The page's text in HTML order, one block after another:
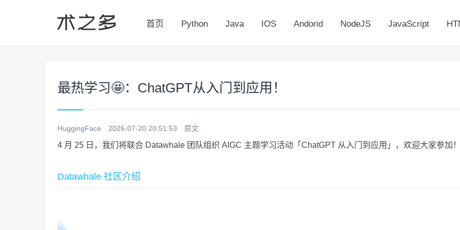
首页 Python Java IOS Andorid NodeJS JavaScript
最热学习🤩：ChatGPT从入门到应用！
HuggingFace 2026-07-20 20:51:53 原文
4 月 25 日，我们将联合 Datawhale 团队组织 AIGC 主题学习活动「ChatGPT 从入门到应用」，欢迎大家参加！
Datawhale 社区介绍